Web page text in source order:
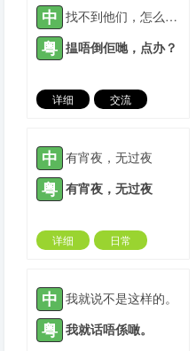
中 找不到他们，怎么办？
粤 揾唔倒佢哋，点办？
详细
交流
中 有宵夜，无过夜
粤 有宵夜，无过夜
详细
日常
中 我就说不是这样的。
粤 我就话唔係噉。